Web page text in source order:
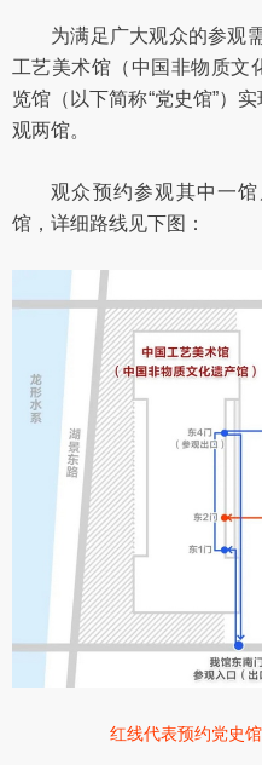
为满足广大观众的参观
工艺美术馆（中国非物质文
览馆（以下简称“党史馆”）
观两馆。
观众预约参观其中一
馆，详细路线见下图：
红线代表预约党史